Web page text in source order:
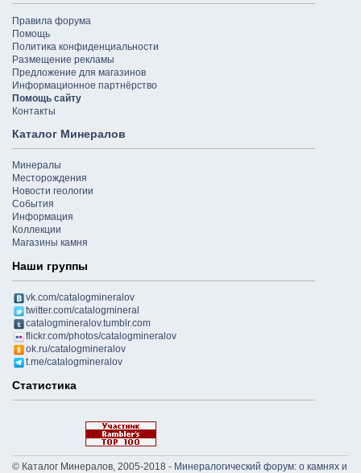
Правила форума
Помощь
Политика конфиденциальности
Размещение рекламы
Предложение для магазинов
Информационное партнёрство
Помощь сайту
Контакты
Каталог Минералов
Минералы
Месторождения
Новости геологии
События
Информация
Коллекции
Магазины камня
Наши группы
vk.com/catalogmineralov
twitter.com/catalogmineral
catalogmineralov.tumblr.com
flickr.com/photos/catalogmineralov
ok.ru/catalogmineralov
t.me/catalogmineralov
Статистика
© Каталог Минералов, 2005-2018 - Минералогический форум: о камнях и